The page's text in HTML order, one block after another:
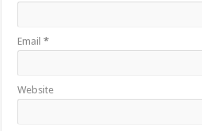
Email*
Website